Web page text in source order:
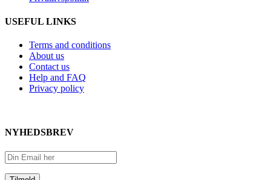
USEFUL LINKS
Terms and conditions
About us
Contact us
Help and FAQ
Privacy policy
NYHEDSBREV